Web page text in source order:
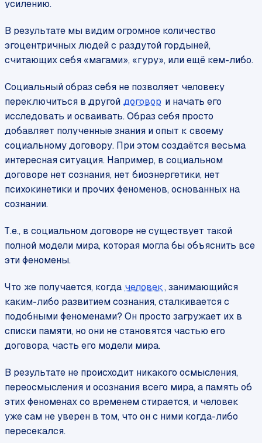
усилению.
В результате мы видим огромное количество
эгоцентричных людей с раздутой гордыней,
считающих себя «магами», «гуру», или ещё кем-либо.
Социальный образ себя не позволяет человеку
переключиться в другой договор и начать его
исследовать и осваивать. Образ себя просто
добавляет полученные знания и опыт к своему
социальному договору. При этом создаётся весьма
интересная ситуация. Например, в социальном
договоре нет сознания, нет биоэнергетики, нет
психокинетики и прочих феноменов, основанных на
сознании.
Т.е., в социальном договоре не существует такой
полной модели мира, которая могла бы объяснить все
эти феномены.
Что же получается, когда человек, занимающийся
каким-либо развитием сознания, сталкивается с
подобными феноменами? Он просто загружает их в
списки памяти, но они не становятся частью его
договора, часть его модели мира.
В результате не происходит никакого осмысления,
переосмысления и осознания всего мира, а память об
этих феноменах со временем стирается, и человек
уже сам не уверен в том, что он с ними когда-либо
пересекался.